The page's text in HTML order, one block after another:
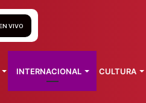
VIVO
INTERNACIONAL CULTURA